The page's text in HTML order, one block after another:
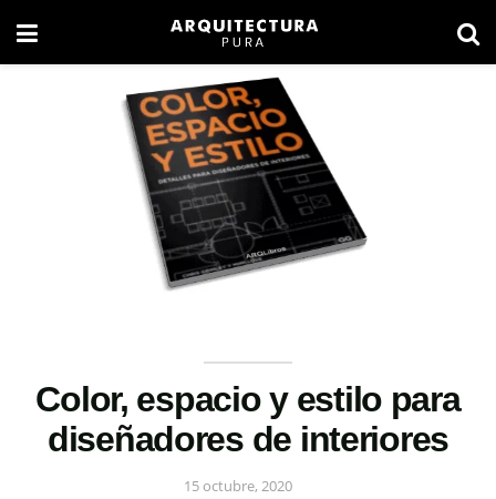
Color, espacio y estilo para
diseñadores de interiores
15 octubre, 2020